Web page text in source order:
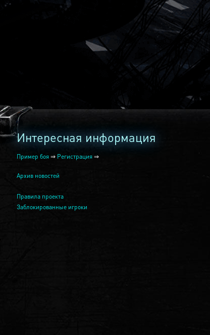
2240
Интересная информация
Пример боя ⇒ Регистрация ⇒
Архив новостей
Правила проекта
Заблокированные игроки